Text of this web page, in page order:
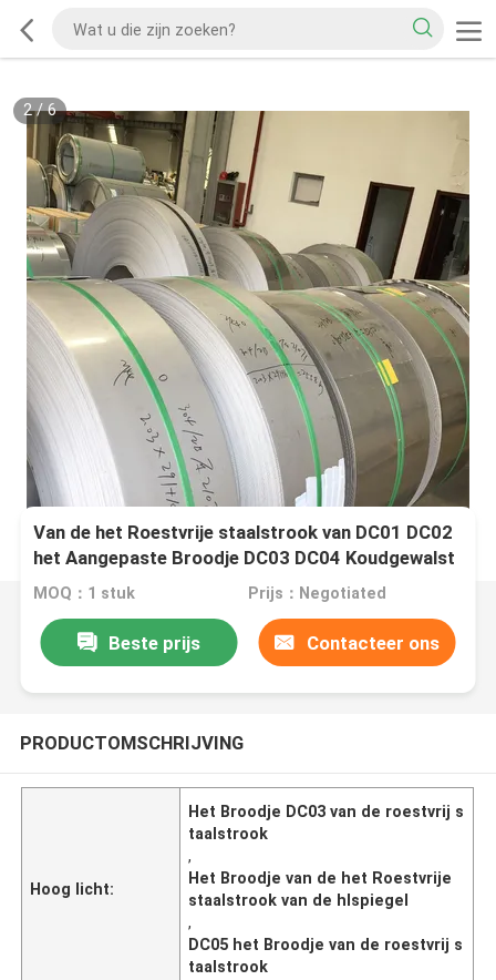
2/6
Van de het Roestvrije staalstrook van DC01 DC02
het Aangepaste Broodje DC03 DC04 Koudgewalst
DC05
MOQ：1 stuk Prijs：Negotiated
Beste prijs Contacteer ons
PRODUCTOMSCHRIJVING
Hoog licht:
Het Broodje DC03 van de roestvrij s
taalstrook
,
Het Broodje van de het Roestvrije
staalstrook van de hlspiegel
,
DC05 het Broodje van de roestvrij s
taalstrook